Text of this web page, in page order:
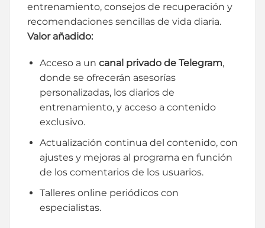
entrenamiento, consejos de recuperación y
recomendaciones sencillas de vida diaria.
Valor añadido:
Acceso a un canal privado de Telegram,
donde se ofrecerán asesorías
personalizadas, los diarios de
entrenamiento, y acceso a contenido
exclusivo.
Actualización continua del contenido, con
ajustes y mejoras al programa en función
de los comentarios de los usuarios.
Talleres online periódicos con
especialistas.